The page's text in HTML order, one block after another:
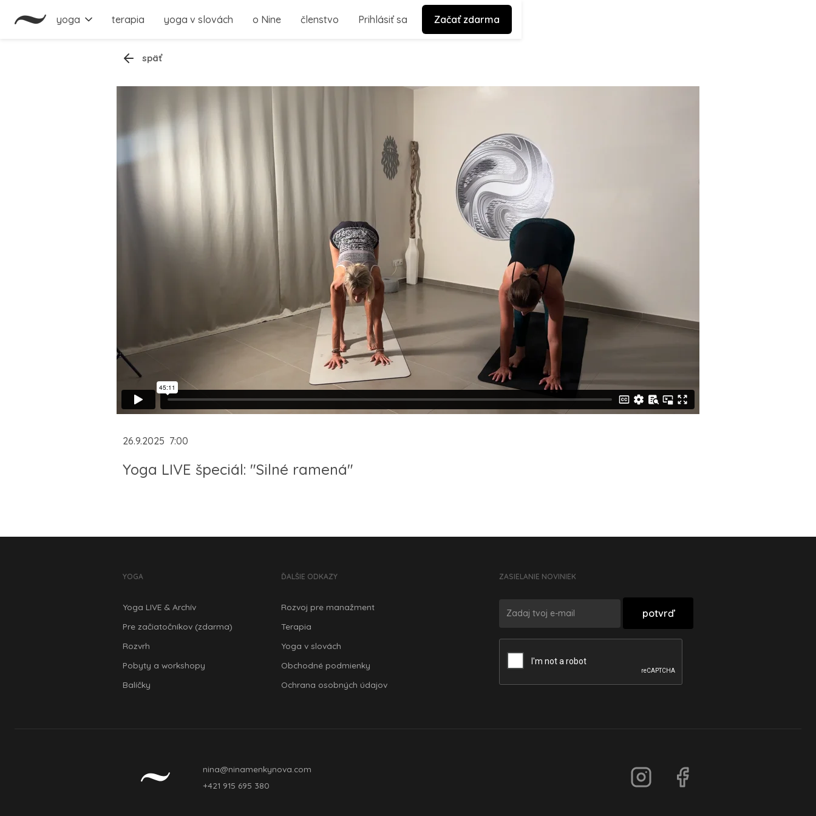
yoga terapia yoga v slovách o Nine členstvo Prihlásiť sa Začať zdarma
späť
26.9.2025 7:00
Yoga LIVE špeciál: "Silné ramená"
YOGA
Yoga LIVE & Archív
Pre začiatočníkov (zdarma)
Rozvrh
Pobyty a workshopy
Balíčky
ĎALŠIE ODKAZY
Rozvoj pre manažment
Terapia
Yoga v slovách
Obchodné podmienky
Ochrana osobných údajov
ZASIELANIE NOVINIEK
nina@ninamenkynova.com
+421 915 695 380